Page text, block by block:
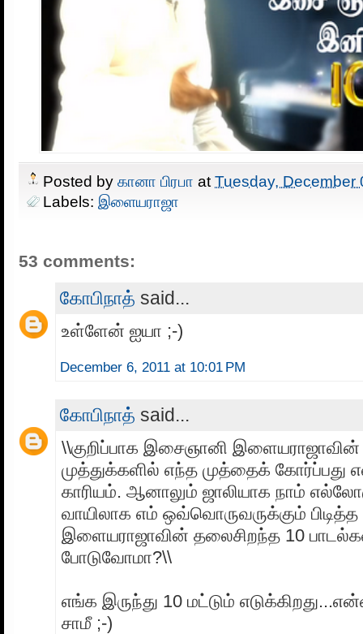
Posted by கானா பிரபா at Tuesday, December
Labels: இளையராஜா
53 comments:
கோபிநாத் said...
உள்ளேன் ஐயா ;-)
December 6, 2011 at 10:01 PM
கோபிநாத் said...
\\குறிப்பாக இசைஞானி இளையராஜாவின்
முத்துக்களில் எந்த முத்தைக் கோர்ப்பது
காரியம். ஆனாலும் ஜாலியாக நாம்
வாயிலாக எம் ஒவ்வொருவருக்கும்
இளையராஜாவின் தலைசிறந்த 10
போடுவோமா?\\
எங்க இருந்து 10 மட்டும்
சாமீ ;-)